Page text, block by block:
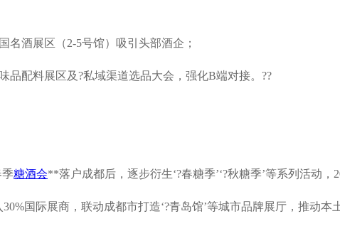
名酒展区（2-5号馆）吸引头部酒企；
品配料展区及?私域渠道选品大会，强化B端对接。??
季糖酒会**落户成都后，逐步衍生‘?春糖季’‘?秋糖季’等系列活动
国际展商，联动成都市打造‘?青岛馆’等城市品牌展厅，推动本